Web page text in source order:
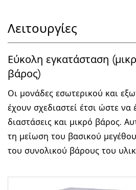
Λειτουργίες
Εύκολη εγκατάσταση
βάρος)
Οι μονάδες εσωτερικού και
έχουν σχεδιαστεί έτσι ώστε να
διαστάσεις και μικρό βάρος.
τη μείωση του βασικού
του συνολικού βάρους του